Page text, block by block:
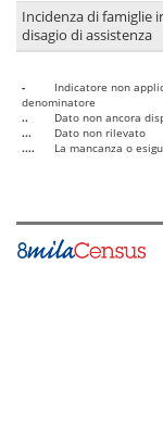
Incidenza di famiglie
disagio di assistenza
-
Indicatore non
denominatore
..
Dato non ancora
...
Dato non rilevato
....
La mancanza o